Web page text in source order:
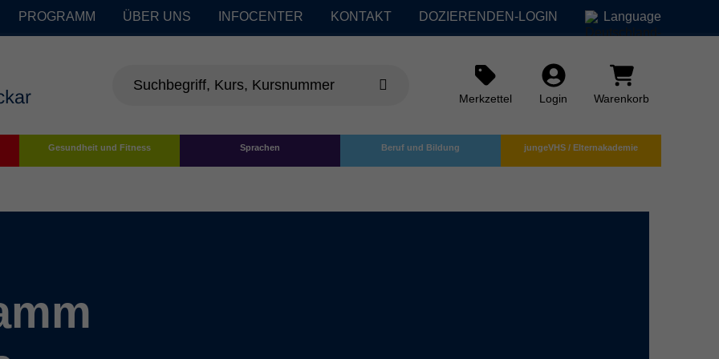
PROGRAMM ÜBER UNS INFOCENTER KONTAKT DOZIERENDEN-LOGIN Language
Merkzettel Login Warenkorb
Gesundheit und Fitness Sprachen Beruf und Bildung jungeVHS / Elternakademie